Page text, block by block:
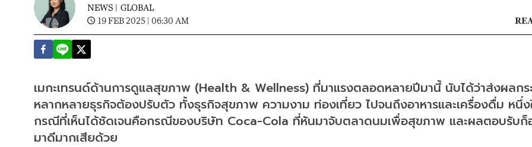
NEWS | GLOBAL
19 FEB 2025 | 06:30 AM
เมกะเทรนด์ด้านการดูแลสุขภาพ (Health & Wellness) ที่มาแรงตลอดหลายปีมานี้ นับได้ว่าส่งผลกร
หลากหลายธุรกิจต้องปรับตัว ทั้งธุรกิจสุขภาพ ความงาม ท่องเที่ยว ไปจนถึงอาหารและเครื่องดื่ม หนึ่ง
กรณีที่เห็นได้ชัดเจนคือกรณีของบริษัท Coca-Cola ที่หันมาจับตลาดนมเพื่อสุขภาพ และผลตอบรับก็
มาดีมากเสียด้วย